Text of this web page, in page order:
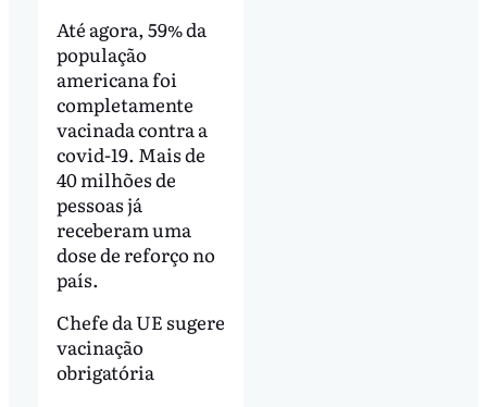
Até agora, 59% da
população
americana foi
completamente
vacinada contra a
covid-19. Mais de
40 milhões de
pessoas já
receberam uma
dose de reforço no
país.
Chefe da UE sugere
vacinação
obrigatória